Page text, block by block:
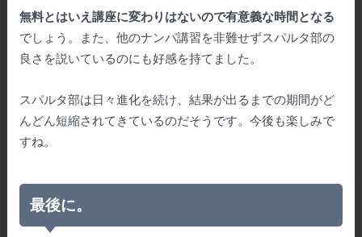
無料とはいえ講座に変わりはないので有意義な時間となる
でしょう。また、他のナンパ講習を非難せずスパルタ部の
良さを説いているのにも好感を持てました。
スパルタ部は日々進化を続け、結果が出るまでの期間がど
んどん短縮されてきているのだそうです。今後も楽しみで
すね。
最後に。